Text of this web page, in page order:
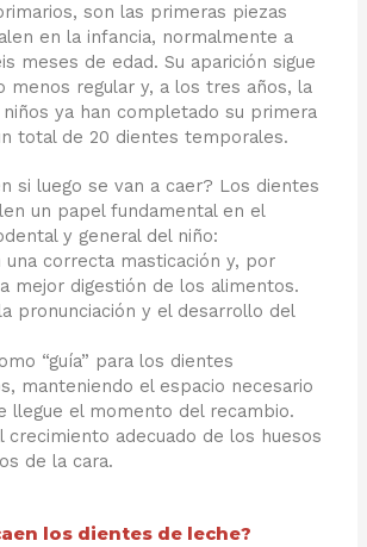
son las primeras piezas
en la infancia, normalmente a
meses de edad. Su aparición sigue
menos regular y, a los tres años, la
ya han completado su primera
total de 20 dientes temporales.
si luego se van a caer? Los dientes
un papel fundamental en el
y general del niño:
una correcta masticación y, por
mejor digestión de los alimentos.
pronunciación y el desarrollo del
“guía” para los dientes
manteniendo el espacio necesario
llegue el momento del recambio.
crecimiento adecuado de los huesos
de la cara.
los dientes de leche?